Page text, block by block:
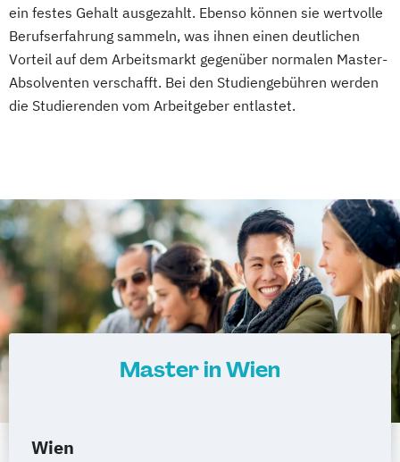
ein festes Gehalt ausgezahlt. Ebenso können sie wertvolle
Berufserfahrung sammeln, was ihnen einen deutlichen
Vorteil auf dem Arbeitsmarkt gegenüber normalen Master-
Absolventen verschafft. Bei den Studiengebühren werden
die Studierenden vom Arbeitgeber entlastet.
Master in Wien
Wien